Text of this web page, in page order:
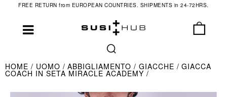
FREE RETURN from EUROPEAN COUNTRIES. SHIPMENTS in 24-72HRS.
HOME UOMO ABBIGLIAMENTO GIACCHE GIACCA
COACH IN SETA MIRACLE ACADEMY